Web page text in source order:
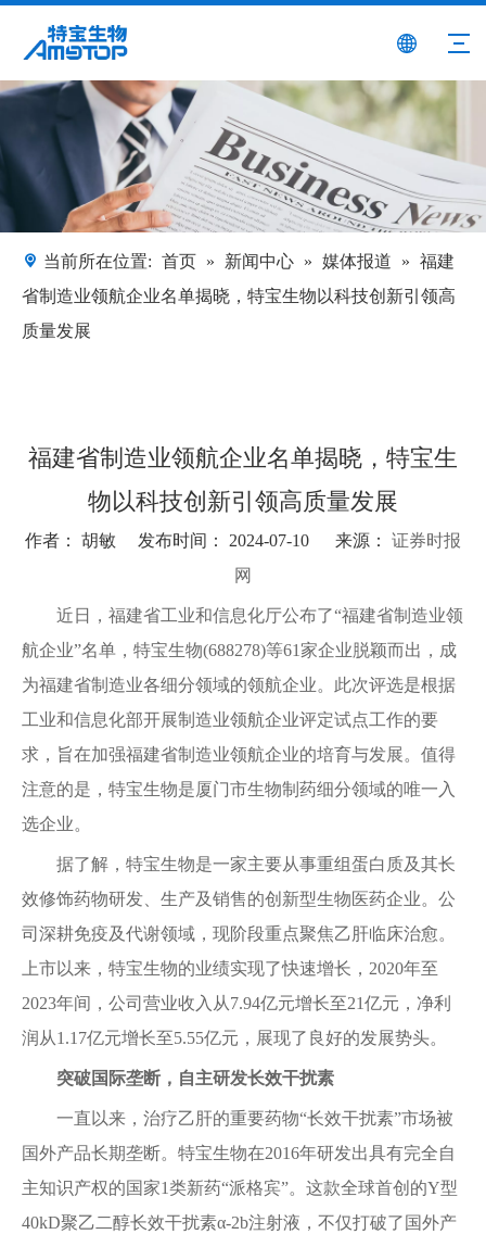
当前所在位置: 首页 » 新闻中心 » 媒体报道 » 福建
省制造业领航企业名单揭晓，特宝生物以科技创新引领高
质量发展
福建省制造业领航企业名单揭晓，特宝生
物以科技创新引领高质量发展
作者： 胡敏 发布时间： 2024-07-10 来源： 证券时报
网
近日，福建省工业和信息化厅公布了“福建省制造业领
航企业”名单，特宝生物(688278)等61家企业脱颖而出，成
为福建省制造业各细分领域的领航企业。此次评选是根据
工业和信息化部开展制造业领航企业评定试点工作的要
求，旨在加强福建省制造业领航企业的培育与发展。值得
注意的是，特宝生物是厦门市生物制药细分领域的唯一入
选企业。
据了解，特宝生物是一家主要从事重组蛋白质及其长
效修饰药物研发、生产及销售的创新型生物医药企业。公
司深耕免疫及代谢领域，现阶段重点聚焦乙肝临床治愈。
上市以来，特宝生物的业绩实现了快速增长，2020年至
2023年间，公司营业收入从7.94亿元增长至21亿元，净利
润从1.17亿元增长至5.55亿元，展现了良好的发展势头。
突破国际垄断，自主研发长效干扰素
一直以来，治疗乙肝的重要药物“长效干扰素”市场被
国外产品长期垄断。特宝生物在2016年研发出具有完全自
主知识产权的国家1类新药“派格宾”。这款全球首创的Y型
40kD聚乙二醇长效干扰素α-2b注射液，不仅打破了国外产